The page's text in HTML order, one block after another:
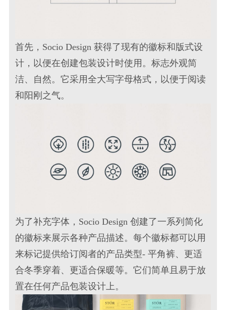
首先，Socio Design 获得了现有的徽标和版式设
计，以便在创建包装设计时使用。标志外观简
洁、自然。它采用全大写字母格式，以便于阅读
和阳刚之气。
为了补充字体，Socio Design 创建了一系列简化
的徽标来展示各种产品描述。每个徽标都可以用
来标记提供给订阅者的产品类型- 平角裤、更适
合冬季穿着、更适合保暖等。它们简单且易于放
置在任何产品包装设计上。